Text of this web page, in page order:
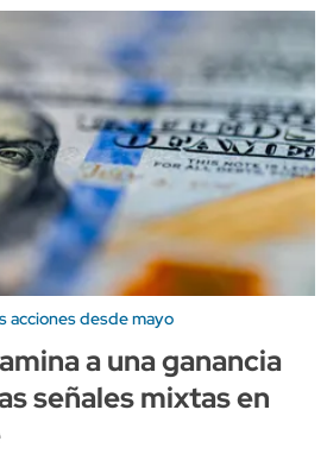
acciones desde mayo
a una ganancia
señales mixtas en